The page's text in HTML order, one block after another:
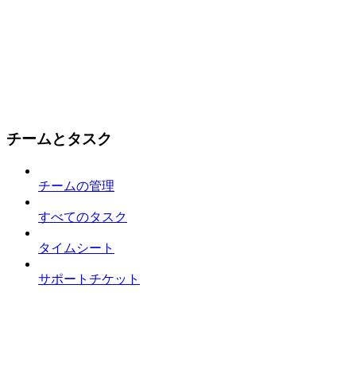
チームとタスク
チームの管理
すべてのタスク
タイムシート
サポートチケット